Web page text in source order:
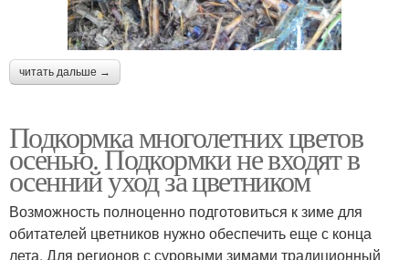
читать дальше →
Подкормка многолетних цветов
осенью. Подкормки не входят в
осенний уход за цветником
Возможность полноценно подготовиться к зиме для
обитателей цветников нужно обеспечить еще с конца
лета. Для регионов с суровыми зимами традиционный